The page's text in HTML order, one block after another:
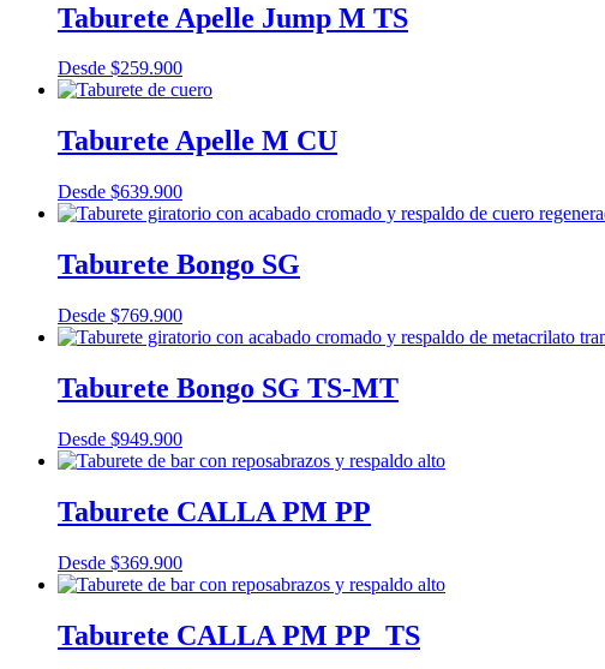
Taburete Apelle Jump M TS
Desde $259.900
Taburete Apelle M CU
Desde $639.900
Taburete Bongo SG
Desde $769.900
Taburete Bongo SG TS-MT
Desde $949.900
Taburete CALLA PM PP
Desde $369.900
Taburete CALLA PM PP_TS